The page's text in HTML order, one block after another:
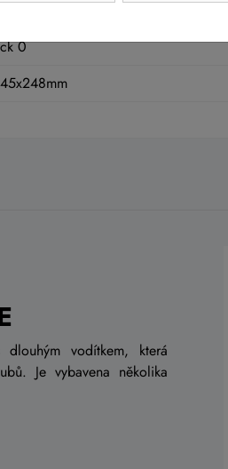
0
vodítkem, která
Je vybavena několika